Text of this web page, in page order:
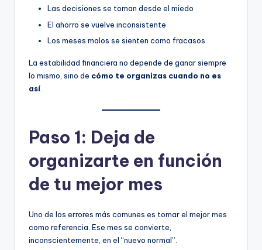
Las decisiones se toman desde el miedo
El ahorro se vuelve inconsistente
Los meses malos se sienten como fracasos
La estabilidad financiera no depende de ganar siempre
lo mismo, sino de cómo te organizas cuando no es
así
Paso 1: Deja de
organizarte en función
de tu mejor mes
Uno de los errores más comunes es tomar el mejor mes
como referencia. Ese mes se convierte,
inconscientemente, en el “nuevo normal”.